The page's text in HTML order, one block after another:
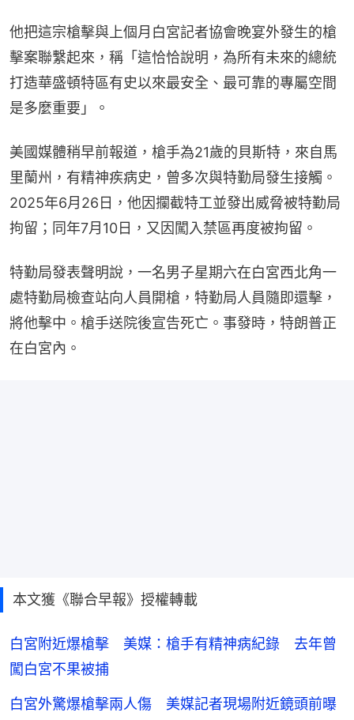
他把這宗槍擊與上個月白宮記者協會晚宴外發生的槍
擊案聯繫起來，稱「這恰恰說明，為所有未來的總統
打造華盛頓特區有史以來最安全、最可靠的專屬空間
是多麼重要」。
美國媒體稍早前報道，槍手為21歲的貝斯特，來自馬
里蘭州，有精神疾病史，曾多次與特勤局發生接觸。
2025年6月26日，他因攔截特工並發出威脅被特勤局
拘留；同年7月10日，又因闖入禁區再度被拘留。
特勤局發表聲明說，一名男子星期六在白宮西北角一
處特勤局檢查站向人員開槍，特勤局人員隨即還擊，
將他擊中。槍手送院後宣告死亡。事發時，特朗普正
在白宮內。
本文獲《聯合早報》授權轉載
白宮附近爆槍擊 美媒：槍手有精神病紀錄 去年曾
闖白宮不果被捕
白宮外驚爆槍擊兩人傷 美媒記者現場附近鏡頭前曝